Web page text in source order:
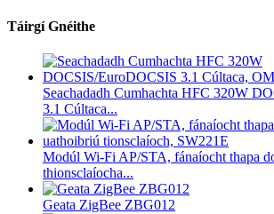
Táirgí Gnéithe
Seachadadh Cumhachta HFC 320W
3.1 Cúltaca...
Modúl Wi-Fi AP/STA, fánaíocht thapa
thionsclaíocha...
Geata ZigBee ZBG012